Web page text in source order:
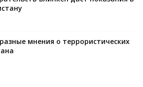
мнения о террористических